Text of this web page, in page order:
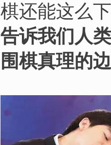
棋还能这么下
告诉我们人
围棋真理的